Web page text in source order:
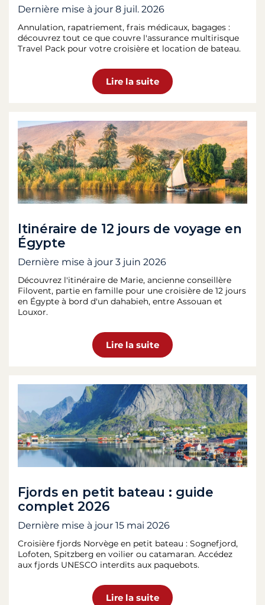
Dernière mise à jour 8 juil. 2026
Annulation, rapatriement, frais médicaux, bagages :
découvrez tout ce que couvre l'assurance multirisque
Travel Pack pour votre croisière et location de bateau.
Lire la suite
Itinéraire de 12 jours de voyage en
Égypte
Dernière mise à jour 3 juin 2026
Découvrez l'itinéraire de Marie, ancienne conseillère
Filovent, partie en famille pour une croisière de 12 jours
en Égypte à bord d'un dahabieh, entre Assouan et
Louxor.
Lire la suite
Fjords en petit bateau : guide
complet 2026
Dernière mise à jour 15 mai 2026
Croisière fjords Norvège en petit bateau : Sognefjord,
Lofoten, Spitzberg en voilier ou catamaran. Accédez
aux fjords UNESCO interdits aux paquebots.
Lire la suite